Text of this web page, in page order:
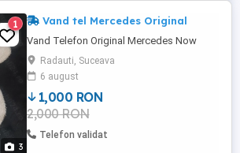
3
1 Vand tel Mercedes Original
Vand Telefon Original Mercedes Now
Radauti, Suceava
6 august
1,000 RON
2,000 RON
Telefon validat